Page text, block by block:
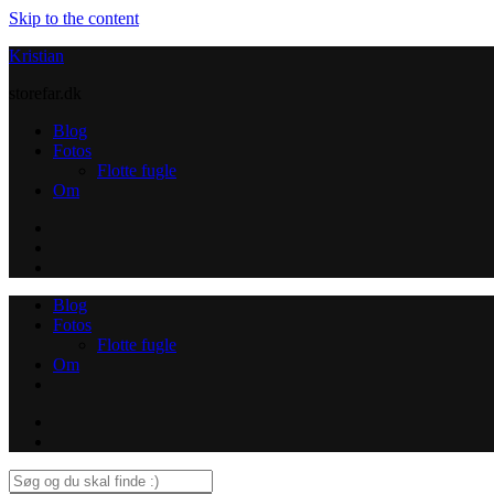
Skip to the content
Kristian
Blog
Fotos
Flotte fugle
Om
Blog
Fotos
Flotte fugle
Om
Search